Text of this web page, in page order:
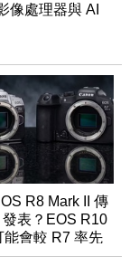
像處理器與 AI
R8 Mark II 傳
發表？EOS R10
能會較 R7 率先